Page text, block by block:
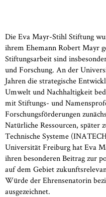
Die Eva Mayr-Stihl Stiftung
ihrem Ehemann Robert Mayr
Stiftungsarbeit sind
und Forschung. An der
Jahren die strategische
Umwelt und Nachhaltigkeit
mit Stiftungs- und
Forschungsförderungen
Natürliche Ressourcen, später
Technische Systeme
Universität Freiburg hat Eva
ihren besonderen Beitrag zur
auf dem Gebiet
Würde der Ehrensenatorin
ausgezeichnet.